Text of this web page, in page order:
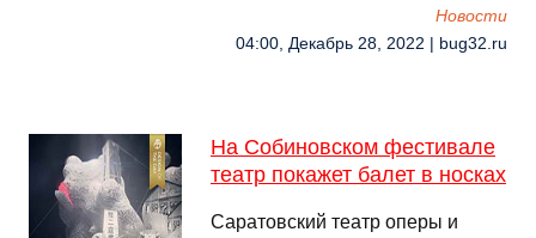
Новости
04:00, Декабрь 28, 2022 | bug32.ru
На Собиновском фестивале
театр покажет балет в носках
Саратовский театр оперы и